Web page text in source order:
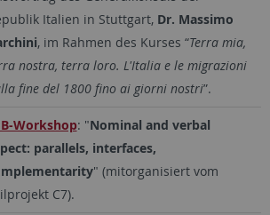
Italien in Stuttgart, Dr. Massimo
, im Rahmen des Kurses “Terra mia,
nostra, terra loro. L'Italia e le migrazioni
fine del 1800 fino ai giorni nostri”.
Workshop: "Nominal and verbal
parallels, interfaces,
" (mitorganisiert vom
C7).